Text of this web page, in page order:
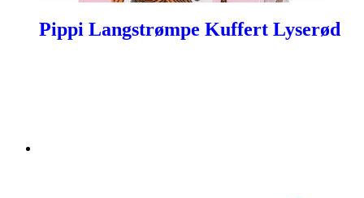
Pippi Langstrømpe Kuffert Lyserød